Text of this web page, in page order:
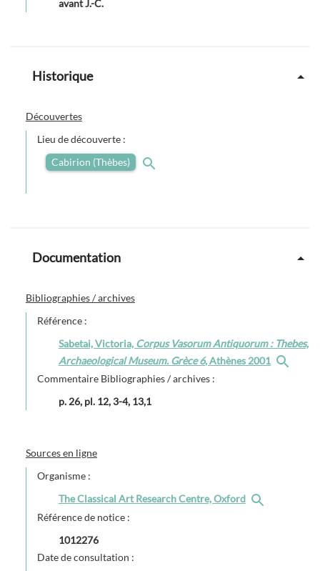
avant J.-C.
Historique
Découvertes
Lieu de découverte :
Cabirion (Thèbes)
Documentation
Bibliographies / archives
Référence :
Sabetai, Victoria, Corpus Vasorum Antiquorum : Thebes,
Archaeological Museum. Grèce 6, Athènes 2001
Commentaire Bibliographies / archives :
p. 26, pl. 12, 3-4, 13,1
Sources en ligne
Organisme :
The Classical Art Research Centre, Oxford
Référence de notice :
1012276
Date de consultation :